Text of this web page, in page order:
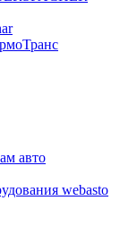
авто
webasto